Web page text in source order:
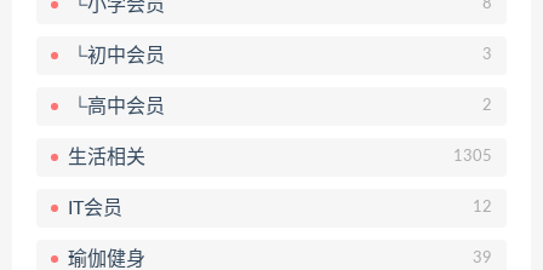
└小学会员 8
└初中会员 3
└高中会员 2
生活相关 1305
IT会员 12
瑜伽健身 39